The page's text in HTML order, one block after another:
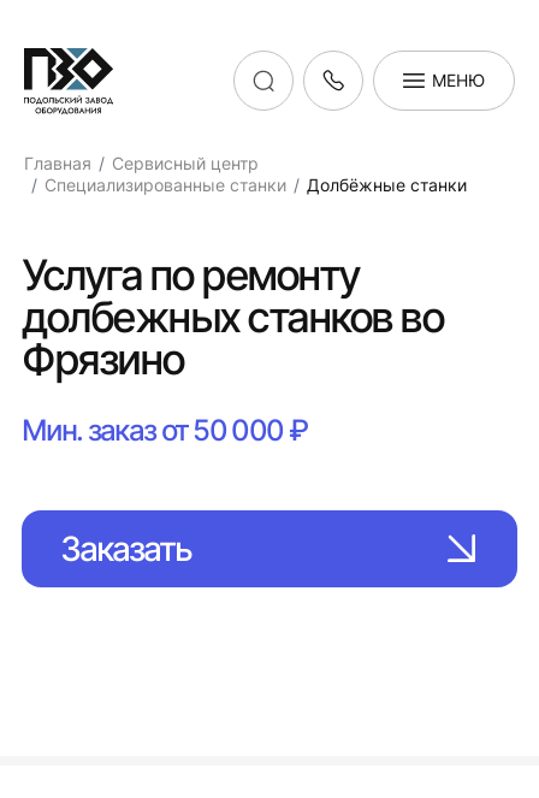
МЕНЮ
Главная
Сервисный центр
Специализированные станки
Долбёжные станки
Услуга по ремонту
долбежных станков во
Фрязино
Мин. заказ от 50 000 ₽
Заказать